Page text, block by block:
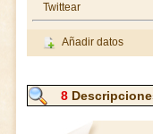
Twittear
Añadir datos
8